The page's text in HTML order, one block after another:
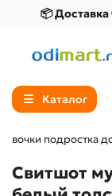
📦 Доставка
Каталог
подростка
Свитшот